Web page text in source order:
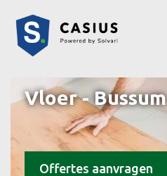
Vloer - Bussum
Offertes aanvragen